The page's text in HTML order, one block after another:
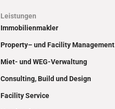
Leistungen
Immobilienmakler
Property– und Facility Management
Miet- und WEG-Verwaltung
Consulting, Build und Design
Facility Service